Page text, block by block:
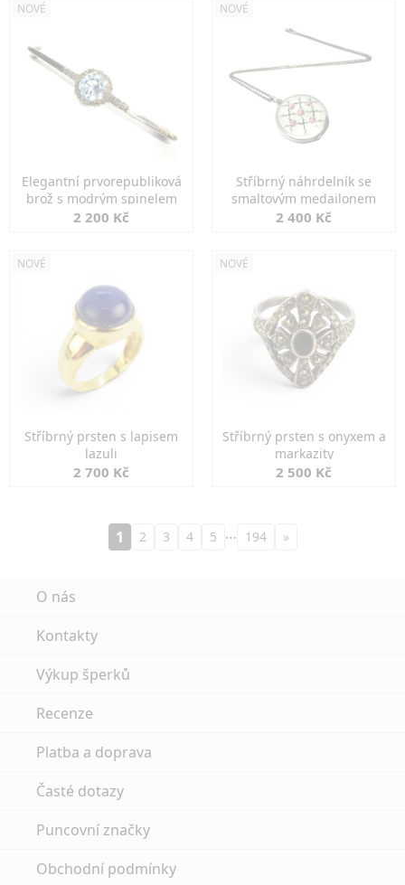
NOVÉ
Elegantní prvorepubliková
brož s modrým spinelem
2 200 Kč
NOVÉ
Stříbrný náhrdelník se
smaltovým medailonem
2 400 Kč
NOVÉ
Stříbrný prsten s lapisem
lazuli
2 700 Kč
NOVÉ
Stříbrný prsten s onyxem a
markazity
2 500 Kč
1 2 3 4 5 … 194 »
O nás
Kontakty
Výkup šperků
Recenze
Platba a doprava
Časté dotazy
Puncovní značky
Obchodní podmínky